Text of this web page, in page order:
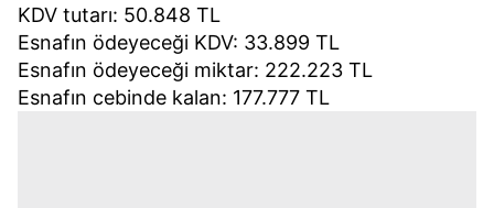
KDV tutarı: 50.848 TL
Esnafın ödeyeceği KDV: 33.899 TL
Esnafın ödeyeceği miktar: 222.223 TL
Esnafın cebinde kalan: 177.777 TL